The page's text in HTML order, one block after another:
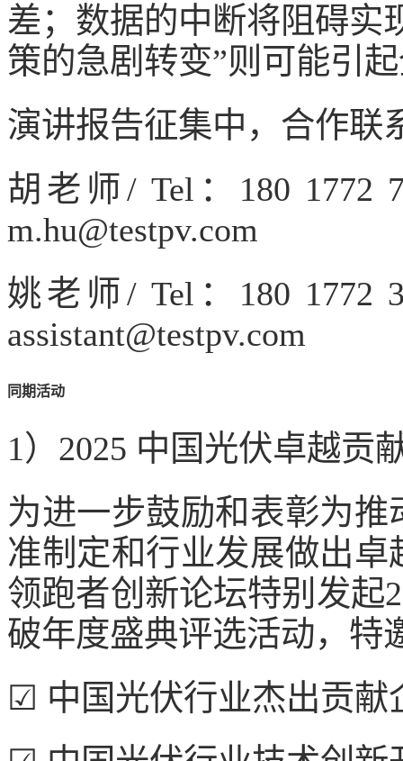
差；数据的中断将阻碍实
策的急剧转变”则可能引
演讲报告征集中，合作联
胡老师/ Tel：180 1772
m.hu@testpv.com
姚老师/ Tel：180 1772
assistant@testpv.com
同期活动
1）2025 中国光伏卓越贡
为进一步鼓励和表彰为
准制定和行业发展做出
领跑者创新论坛特别发起
破年度盛典评选活动，特
☑ 中国光伏行业杰出贡献